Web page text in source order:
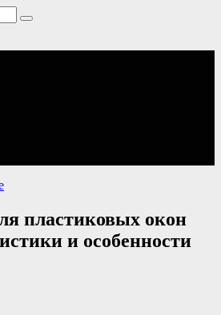
пластиковых окон
и особенности